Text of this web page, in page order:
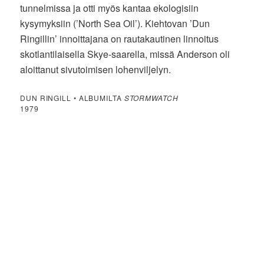
tunnelmissa ja otti myös kantaa ekologisiin
kysymyksiin (’North Sea Oil’). Kiehtovan ’Dun
Ringillin’ innoittajana on rautakautinen linnoitus
skotlantilaisella Skye-saarella, missä Anderson oli
aloittanut sivutoimisen lohenviljelyn.
DUN RINGILL • ALBUMILTA STORMWATCH
1979